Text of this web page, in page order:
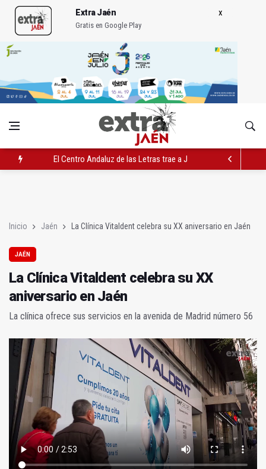
Extra Jaén
Gratis en Google Play
El Centro Andaluz de las Letras trae a Jaén al filósofo Omar
Inicio Jaén La Clínica Vitaldent celebra su XX aniversario en Jaén
JAÉN
La Clínica Vitaldent celebra su XX
aniversario en Jaén
La clínica ofrece sus servicios en la avenida de Madrid número 56